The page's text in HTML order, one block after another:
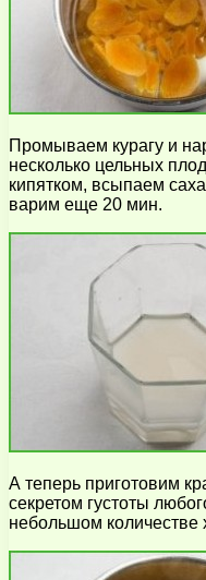
Промываем курагу и
несколько цельных
кипятком, всыпаем
варим еще 20 мин.
А теперь приготовим
секретом густоты
небольшом количестве